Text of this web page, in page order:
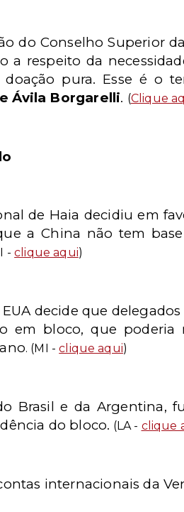
do Conselho Superior
a respeito da
pura. Esse é o
Ávila Borgarelli. (Clique
de Haia decidiu em
a China não tem
-clique aqui)
EUA decide que
em bloco, que
. (MI -clique aqui)
Brasil e da Argentina,
do bloco. (LA - clique
internacionais da